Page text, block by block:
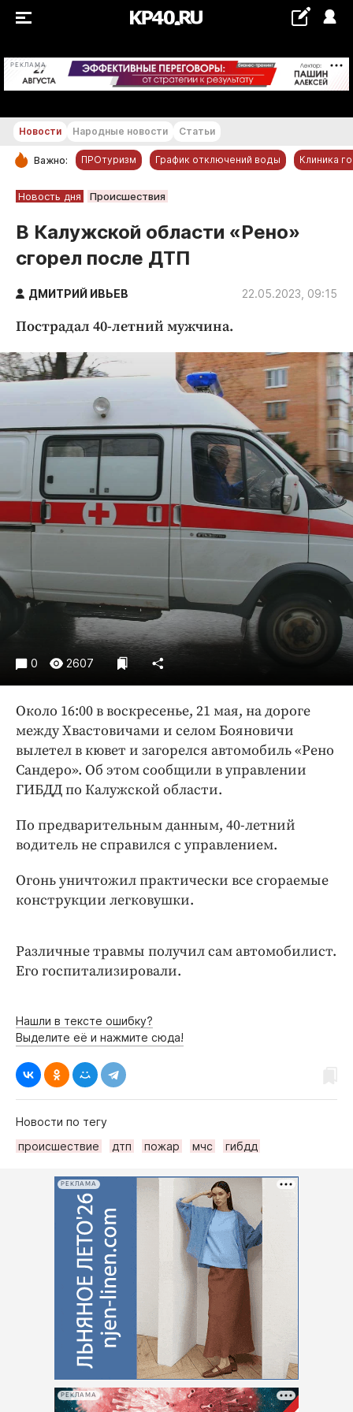
РЕКЛАМА +18...+19 °С
РУБРИКИ
Новости компаний
Статьи
Народные новости
Авто и транспорт
Благоустройство
Криминал
Недвижимость и ЖКХ
Образование
Общество
Погода
Праздники
Происшествия
Экономика и бизнес
ПРОЕКТЫ
Блоги
Издания
Медиаперсона
Интересное чтиво
Клиника года
Бренд года
Работодатель года
Новости Народные новости Статьи
Важно: ПРОтуризм График отключений воды Клиника
Новость дня Происшествия
В Калужской области «Рено»
сгорел после ДТП
ДМИТРИЙ ИВЬЕВ 22.05.2023, 09:15
Пострадал 40-летний мужчина.
0 2607
Около 16:00 в воскресенье, 21 мая, на дороге
между Хвастовичами и селом Бояновичи
вылетел в кювет и загорелся автомобиль «Рено
Сандеро». Об этом сообщили в управлении
ГИБДД по Калужской области.
По предварительным данным, 40-летний
водитель не справился с управлением.
Огонь уничтожил практически все сгораемые
конструкции легковушки.
Различные травмы получил сам автомобилист.
Его госпитализировали.
Нашли в тексте ошибку?
Выделите её и нажмите сюда!
Новости по тегу
происшествие
дтп пожар мчс гибдд
РЕКЛАМА
РЕКЛАМА